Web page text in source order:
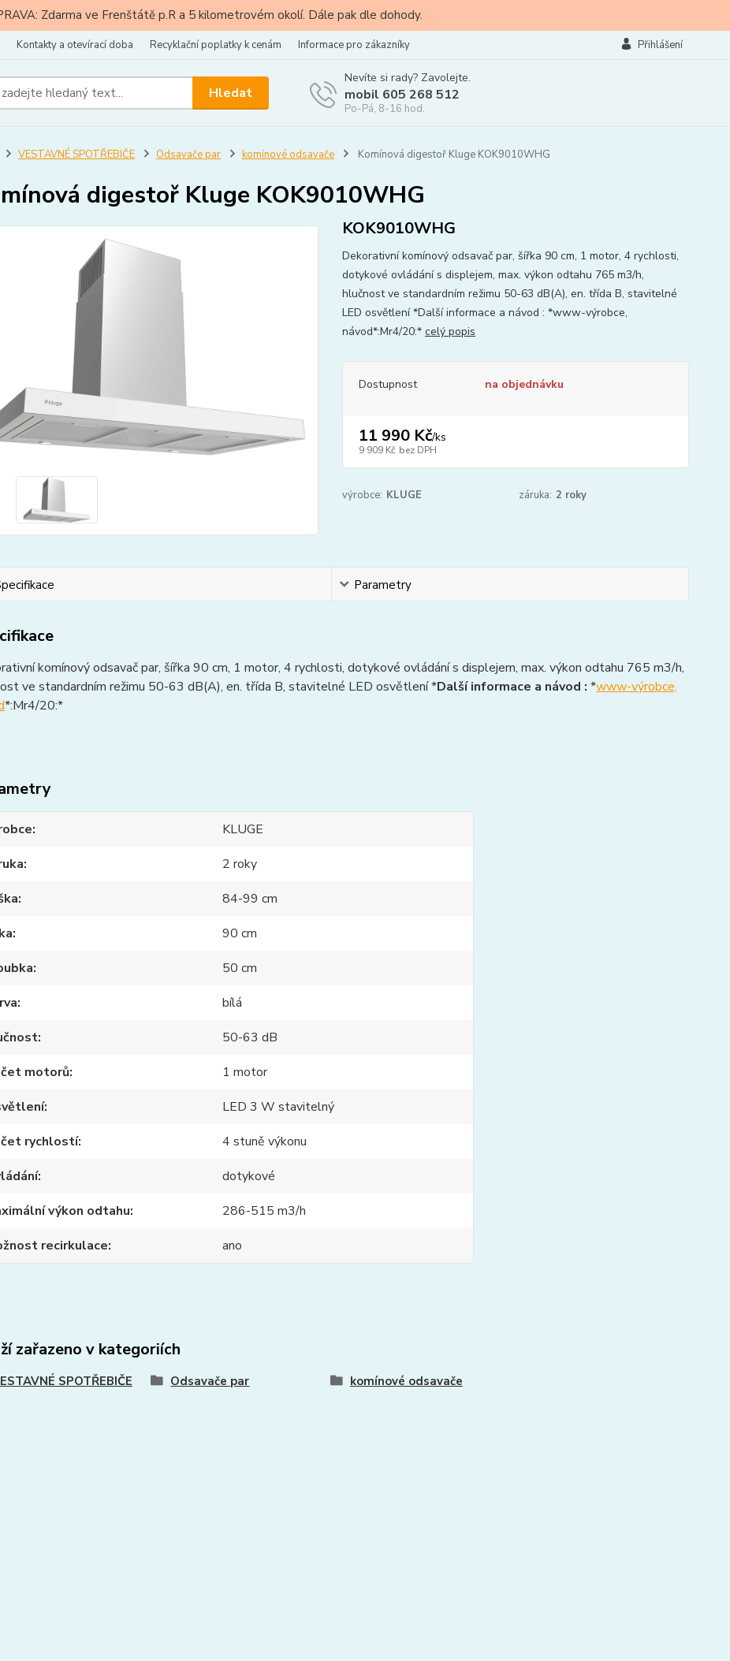
Zdarma ve Frenštátě p.R a 5 kilometrovém okolí. Dále pak dle dohody.
Kontakty a otevírací doba Recyklační poplatky k cenám Informace pro zákazníky Přihlášení
Hledat
Nevíte si rady? Zavolejte.
mobil 605 268 512
Po-Pá, 8-16 hod.
VESTAVNÉ SPOTŘEBIČE Odsavače par komínové odsavače Komínová digestoř Kluge KOK9010WHG
digestoř Kluge KOK9010WHG
KOK9010WHG
Dekorativní komínový odsavač par, šířka 90 cm, 1 motor, 4 rychlosti,
dotykové ovládání s displejem, max. výkon odtahu 765 m3/h,
hlučnost ve standardním režimu 50-63 dB(A), en. třída B, stavitelné
LED osvětlení *Další informace a návod : *www-výrobce,
návod*:Mr4/20:* celý popis
Dostupnost na objednávku
11 990 Kč/ks
9 909 Kč bez DPH
výrobce: KLUGE záruka: 2 roky
Parametry
komínový odsavač par, šířka 90 cm, 1 motor, 4 rychlosti, dotykové ovládání s displejem, max. výkon odtahu 765 m3/h,
ve standardním režimu 50-63 dB(A), en. třída B, stavitelné LED osvětlení *Další informace a návod : *www-výrobce,
*:Mr4/20:*
KLUGE
2 roky
84-99 cm
90 cm
50 cm
bílá
50-63 dB
motorů
1 motor
LED 3 W stavitelný
rychlostí
4 stuně výkonu
dotykové
výkon odtahu
286-515 m3/h
recirkulace
ano
zařazeno v kategoriích
SPOTŘEBIČE Odsavače par komínové odsavače